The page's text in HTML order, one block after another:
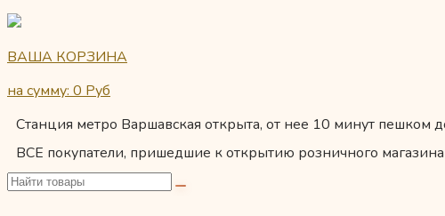
ВАША КОРЗИНА
на сумму: 0 Руб
Станция метро Варшавская открыта, от нее 10 минут пешком
ВСЕ покупатели, пришедшие к открытию розничного